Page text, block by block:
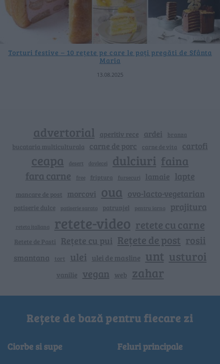
Torturi festive – 10 rețete pe care le poți pregăti de Sfânta
Maria
13.08.2025
advertorial aperitiv rece ardei branza
bucataria multiculturala carne de porc carne de vita cartofi
ceapa desert dovlecei dulciuri faina
fara carne free friptura fursecuri lamaie lapte
mancare de post morcovi oua ovo-lacto-vegetarian
patiserie dulce patiserie sarata patrunjel pentru iarna prajitura
reteta italiana retete-video retete cu carne
Retete de Pasti Rețete cu pui Rețete de post rosii
smantana tort ulei ulei de masline unt usturoi
vanilie vegan web zahar
Rețete de bază pentru fiecare zi
Ciorbe si supe Feluri principale